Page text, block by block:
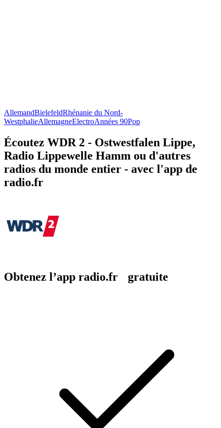
AllemandBielefeldRhénanie du Nord-
WestphalieAllemagneElectroAnnées 90Pop
Écoutez WDR 2 - Ostwestfalen Lippe,
Radio Lippewelle Hamm ou d'autres
radios du monde entier - avec l'app de
radio.fr
Obtenez l’app radio.fr gratuite